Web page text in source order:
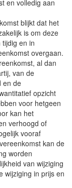
en volledig aan
blijkt dat het
is om deze
en in
overgaan.
al dan
van de
en de
opzicht
voor hetgeen
kan het
verhoogd of
vooraf
kan de
worden
van wijziging
wijziging in prijs en